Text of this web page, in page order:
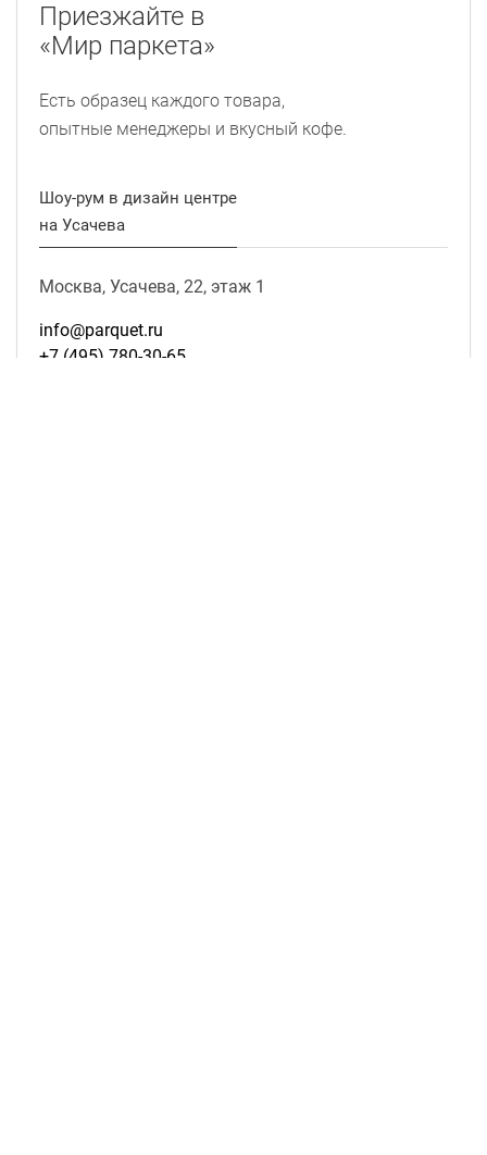
Приезжайте в
«Мир паркета»
Есть образец каждого товара,
опытные менеджеры и вкусный кофе.
Шоу-рум в дизайн центре
на Усачева
Москва, Усачева, 22, этаж 1
info@parquet.ru
+7 (495) 780-30-65